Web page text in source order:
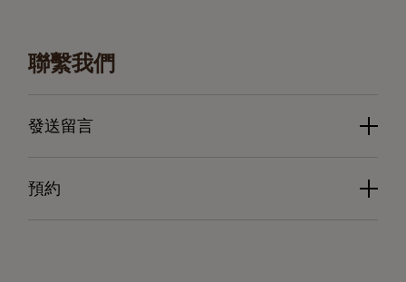
聯繫我們
發送留言
預約